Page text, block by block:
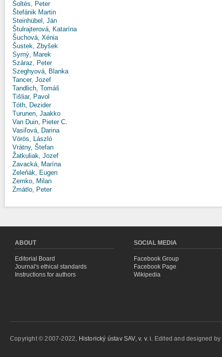
Šoltés, Peter
Štefánik Martin
Steinhübel, Ján
Štulrajterová, Katarína
Šuchová, Xénia
Šustek, Zbyšek
Syrný, Marek
Száraz, Peter
Szeghyová, Blanka
Tancer, Jozef
Tandlich, Tomáš
Tišliar, Pavol
Tóth, Dezider
Turunen, Jaakko
Van Duin, Pieter C.
Vasiľová, Darina
Vörös, László
Vrátny, Štefan
Žatkuliak, Jozef
Zavacká, Marína
Zeleňák, Eugen
Zemko, Milan
Zmátlo, Peter
ABOUT
Editorial Board
Journal's ethical standards
Instructions for authors
SOCIAL MEDIA
Facebook Group
Facebook Page
Wikipedia
Copyright © 2007-2022, Historický ústav SAV, v. v. i. Edited and designed by